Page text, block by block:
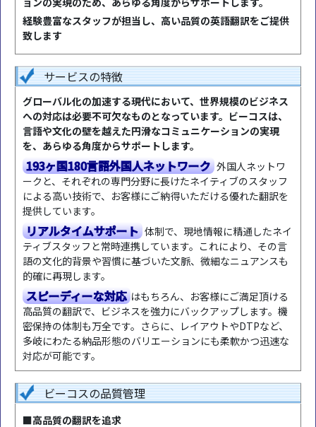
経験豊富なスタッフが担当し、高い品質の英語翻訳をご提供
致します
サービスの特徴
グローバル化の加速する現代において、世界規模のビジネス
への対応は必要不可欠なものとなっています。ビーコスは、
言語や文化の壁を越えた円滑なコミュニケーションの実現
を、あらゆる角度からサポートします。
193ヶ国180言語外国人ネットワーク 外国人ネットワ
ークと、それぞれの専門分野に長けたネイティブのスタッフ
による高い技術で、お客様にご納得いただける優れた翻訳を
提供しています。
リアルタイムサポート 体制で、現地情報に精通したネイ
ティブスタッフと常時連携しています。これにより、その言
語の文化的背景や習慣に基づいた文脈、微細なニュアンスも
的確に再現します。
スピーディーな対応 はもちろん、お客様にご満足頂ける
高品質の翻訳で、ビジネスを強力にバックアップします。機
密保持の体制も万全です。さらに、レイアウトやDTPなど、
多岐にわたる納品形態のバリエーションにも柔軟かつ迅速な
対応が可能です。
ビーコスの品質管理
■高品質の翻訳を追求